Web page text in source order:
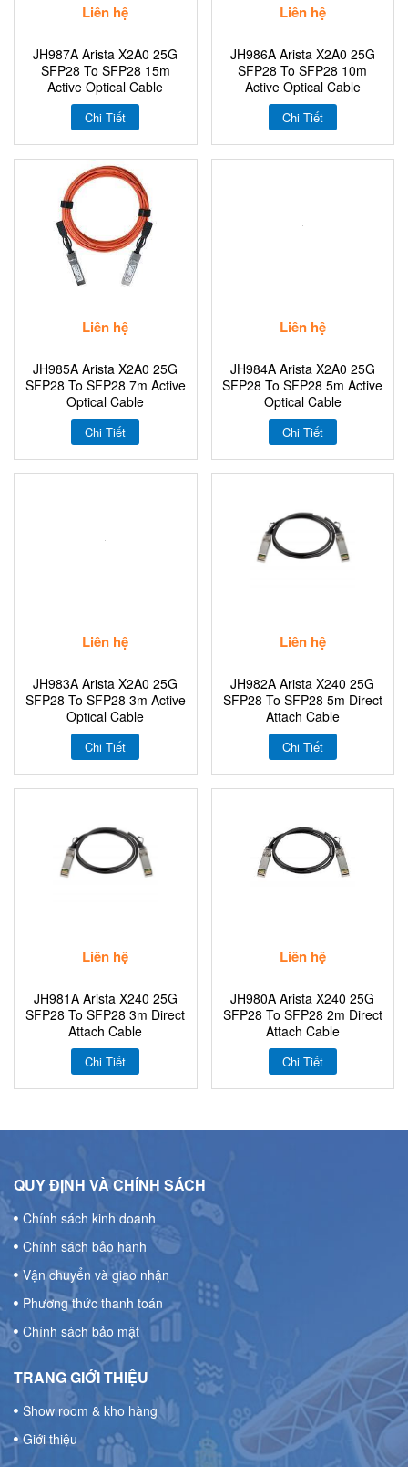
Liên hệ
JH987A Arista X2A0 25G
SFP28 To SFP28 15m
Active Optical Cable
Chi Tiết
Liên hệ
JH986A Arista X2A0 25G
SFP28 To SFP28 10m
Active Optical Cable
Chi Tiết
Liên hệ
JH985A Arista X2A0 25G
SFP28 To SFP28 7m Active
Optical Cable
Chi Tiết
Liên hệ
JH984A Arista X2A0 25G
SFP28 To SFP28 5m Active
Optical Cable
Chi Tiết
Liên hệ
JH983A Arista X2A0 25G
SFP28 To SFP28 3m Active
Optical Cable
Chi Tiết
Liên hệ
JH982A Arista X240 25G
SFP28 To SFP28 5m Direct
Attach Cable
Chi Tiết
Liên hệ
JH981A Arista X240 25G
SFP28 To SFP28 3m Direct
Attach Cable
Chi Tiết
Liên hệ
JH980A Arista X240 25G
SFP28 To SFP28 2m Direct
Attach Cable
Chi Tiết
QUY ĐỊNH VÀ CHÍNH SÁCH
Chính sách kinh doanh
Chính sách bảo hành
Vận chuyển và giao nhận
Phương thức thanh toán
Chính sách bảo mật
TRANG GIỚI THIỆU
Show room & kho hàng
Giới thiệu